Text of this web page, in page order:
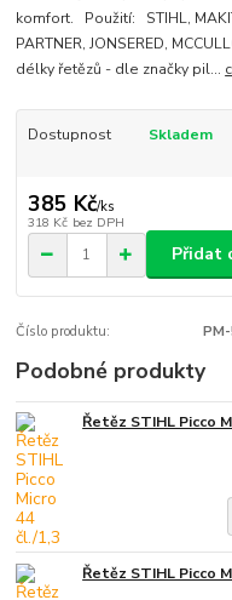
komfort. Použití: STIHL,
PARTNER, JONSERED,
délky řetězů - dle značky pil...
Dostupnost Skladem
385 Kč/ks
318 Kč bez DPH
Přidat
Číslo produktu:
Podobné produkty
Řetěz STIHL Picco
Řetěz STIHL Picco